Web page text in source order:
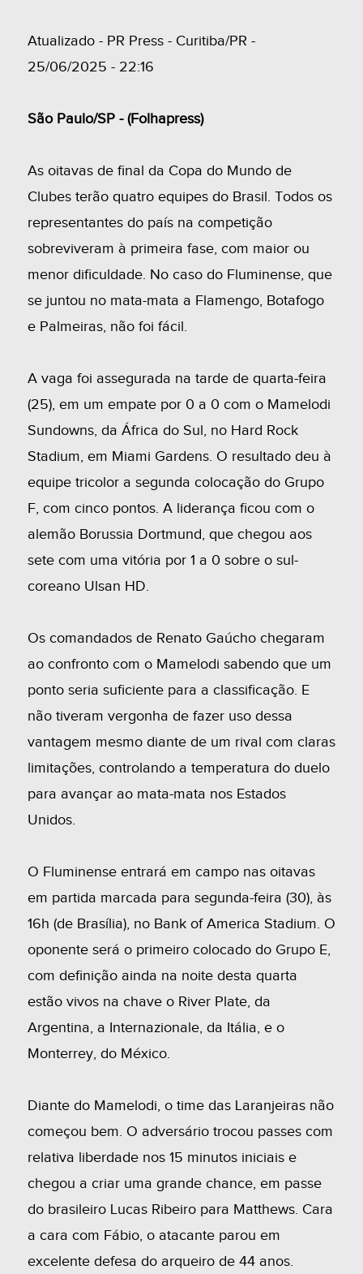
Atualizado - PR Press - Curitiba/PR -
25/06/2025 - 22:16
São Paulo/SP - (Folhapress)
As oitavas de final da Copa do Mundo de
Clubes terão quatro equipes do Brasil. Todos os
representantes do país na competição
sobreviveram à primeira fase, com maior ou
menor dificuldade. No caso do Fluminense, que
se juntou no mata-mata a Flamengo, Botafogo
e Palmeiras, não foi fácil.
A vaga foi assegurada na tarde de quarta-feira
(25), em um empate por 0 a 0 com o Mamelodi
Sundowns, da África do Sul, no Hard Rock
Stadium, em Miami Gardens. O resultado deu à
equipe tricolor a segunda colocação do Grupo
F, com cinco pontos. A liderança ficou com o
alemão Borussia Dortmund, que chegou aos
sete com uma vitória por 1 a 0 sobre o sul-
coreano Ulsan HD.
Os comandados de Renato Gaúcho chegaram
ao confronto com o Mamelodi sabendo que um
ponto seria suficiente para a classificação. E
não tiveram vergonha de fazer uso dessa
vantagem mesmo diante de um rival com claras
limitações, controlando a temperatura do duelo
para avançar ao mata-mata nos Estados
Unidos.
O Fluminense entrará em campo nas oitavas
em partida marcada para segunda-feira (30), às
16h (de Brasília), no Bank of America Stadium. O
oponente será o primeiro colocado do Grupo E,
com definição ainda na noite desta quarta
estão vivos na chave o River Plate, da
Argentina, a Internazionale, da Itália, e o
Monterrey, do México.
Diante do Mamelodi, o time das Laranjeiras não
começou bem. O adversário trocou passes com
relativa liberdade nos 15 minutos iniciais e
chegou a criar uma grande chance, em passe
do brasileiro Lucas Ribeiro para Matthews. Cara
a cara com Fábio, o atacante parou em
excelente defesa do arqueiro de 44 anos.